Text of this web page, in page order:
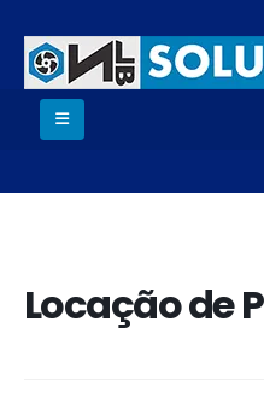
Locação de